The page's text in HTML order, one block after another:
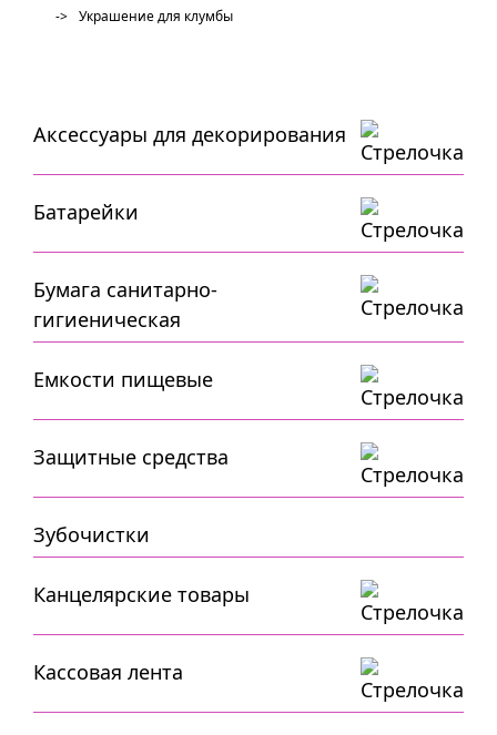
-> Украшение для клумбы
Аксессуары для декорирования
Батарейки
Бумага санитарно-
гигиеническая
Емкости пищевые
Защитные средства
Зубочистки
Канцелярские товары
Кассовая лента